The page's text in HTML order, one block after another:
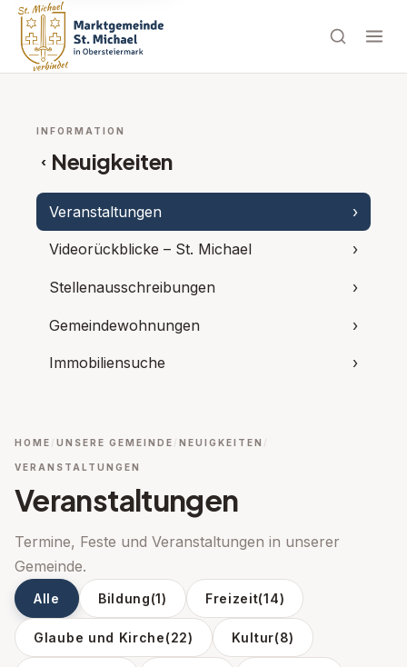
INFORMATION
‹ Neuigkeiten
Veranstaltungen ›
Videorückblicke – St. Michael ›
Stellenausschreibungen ›
Gemeindewohnungen ›
Immobiliensuche ›
HOME UNSERE GEMEINDE NEUIGKEITEN
VERANSTALTUNGEN
Veranstaltungen
Termine, Feste und Veranstaltungen in unserer
Gemeinde.
Alle Bildung(1) Freizeit(14)
Glaube und Kirche(22) Kultur(8)